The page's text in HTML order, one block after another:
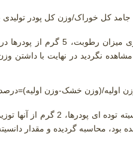
گرم از آنها توزین شده و در استوانه مدرج
بود، محاسبه گردیده و مقدار